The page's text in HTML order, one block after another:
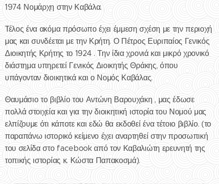
1974 Νομάρχη στην Καβάλα.
Τέλος ένα ακόμα πρόσωπο έχει έμμεση σχέση με την περιοχή
μας και συνδέεται με την Κρήτη. Ο Πέτρος Ευριπαίος Γενικός
Διοικητής Κρήτης το 1924 . Την ίδια χρονιά και μικρό χρονικό
διάστημα υπηρετεί Γενικός Διοικητής Θράκης, όπου
υπάγονταν διοικητικά και ο Νομός Καβάλας.
Θαυμάσιο το βιβλίο του Αντώνη Βαρουχάκη , μας έδωσε
πολλά στοιχεία και για την διοικητική ιστορία του Νομού μας
ελπίζουμε ότι κάποτε και εδώ θα εκδοθεί ένα τέτοιο βιβλίο. (το
παραπάνω ιστορικό κείμενο έχει αναρτηθεί στην προσωπική
του σελίδα στο facebook από τον Καβαλιώτη ερευνητή της
τοπικής ιστορίας κ. Κώστα Παπακοσμά).